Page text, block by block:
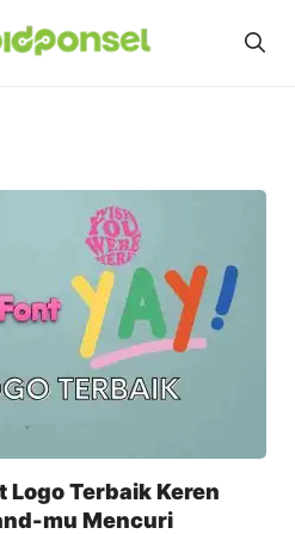
Logo Terbaik Keren
mu Mencuri